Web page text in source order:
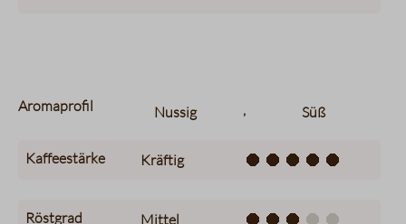
Aromaprofil Nussig , Süß
Kaffeestärke Kräftig
Röstgrad Mittel